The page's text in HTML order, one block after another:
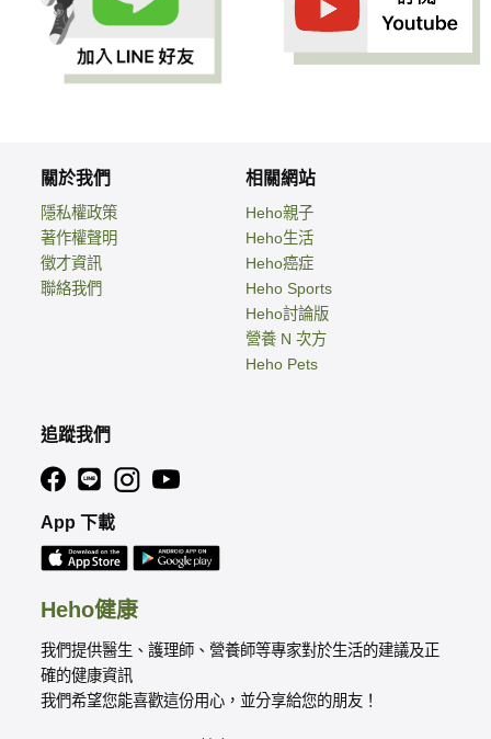
Heho健康
我們提供醫生、護理師、營養師等專家對於生活的建議及正
確的健康資訊
我們希望您能喜歡這份用心，並分享給您的朋友！
關於我們
隱私權政策
著作權聲明
徵才資訊
聯絡我們
相關網站
Heho親子
Heho生活
Heho癌症
Heho Sports
Heho討論版
營養 N 次方
Heho Pets
追蹤我們
App 下載